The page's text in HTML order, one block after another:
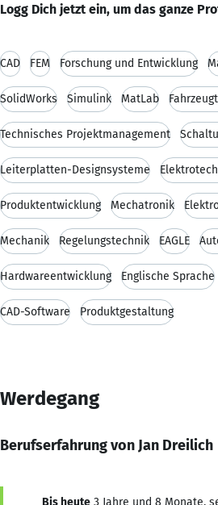
Logg Dich jetzt ein, um das ganze
CAD FEM Forschung und Entwicklung
SolidWorks Simulink MatLab
Technisches Projektmanagement
Leiterplatten-Designsysteme
Produktentwicklung Mechatronik
Mechanik Regelungstechnik EAGLE
Hardwareentwicklung Englische Sprache
CAD-Software Produktgestaltung
Werdegang
Berufserfahrung von Jan Dreilich
Bis heute 3 Jahre und 8 Monate,